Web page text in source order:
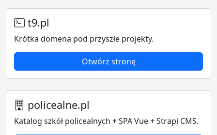
t9.pl
Krótka domena pod przyszłe projekty.
Otwórz stronę
policealne.pl
Katalog szkół policealnych + SPA Vue + Strapi CMS.